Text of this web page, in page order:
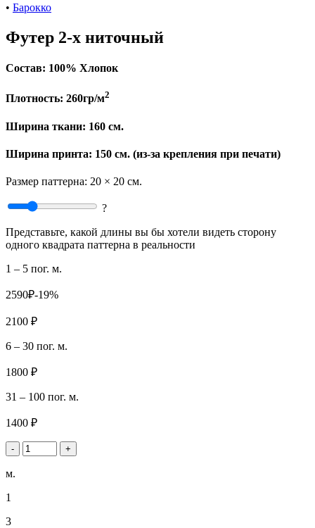
• Барокко
Футер 2-х ниточный
Состав: 100% Хлопок
Плотность: 260гр/м2
Ширина ткани: 160 см.
Ширина принта: 150 см. (из-за крепления при печати)
Размер паттерна: 20 × 20 см.
?
Представьте, какой длины вы бы хотели видеть сторону
одного квадрата паттерна в реальности
1 – 5 пог. м.
2590₽-19%
2100 ₽
6 – 30 пог. м.
1800 ₽
31 – 100 пог. м.
1400 ₽
- +
м.
1
3